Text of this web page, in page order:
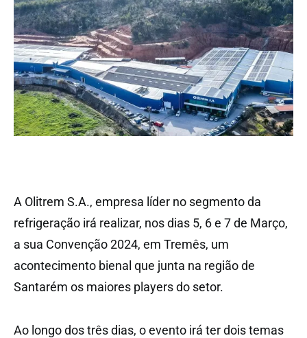
A Olitrem S.A., empresa líder no segmento da
refrigeração irá realizar, nos dias 5, 6 e 7 de Março,
a sua Convenção 2024, em Tremês, um
acontecimento bienal que junta na região de
Santarém os maiores players do setor.
Ao longo dos três dias, o evento irá ter dois temas